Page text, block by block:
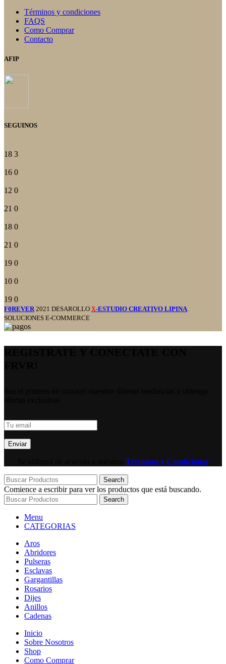
Términos y condiciones
FAQS
Como Comprar
Contacto
AFIP
SEGUINOS
18 3
16 0
12 0
21 0
18 0
21 0
19 0
10 0
19 0
F0REVER 2021 DESAROLLO X-ESTUDIO CREATIVO LIPINA
SOLUCIONES E-COMMERCE
Términos y Condiciones
Search
Comience a escribir para ver los productos que está buscando.
Search
Menu
CATEGORIAS
Aros
Abridores
Pulseras
Esclavas
Gargantillas
Rosarios
Dijes
Anillos
Cadenas
Inicio
Sobre Nosotros
Shop
Como Comprar